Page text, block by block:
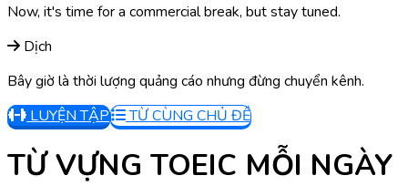
Now, it's time for a commercial break, but stay tuned.
Dịch
Bây giờ là thời lượng quảng cáo nhưng đừng chuyển kênh.
LUYỆN TẬP
TỪ CÙNG CHỦ ĐỀ
TỪ VỰNG TOEIC MỖI NGÀY